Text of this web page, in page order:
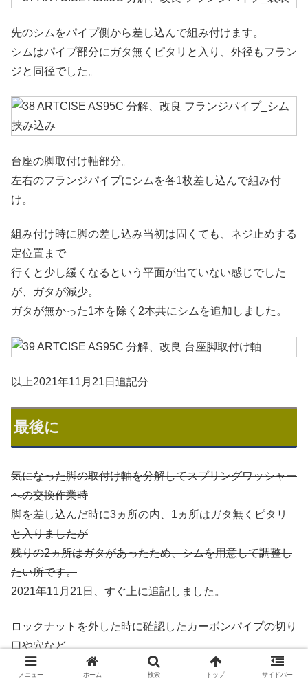
先のシムをパイプ側から差し込んで組み付けます。
シムはパイプ部分にガタ無くピタリと入り、外径もフラン
ジと同径でした。
台座の脚取付け軸部分。
左右のフランジパイプにシムを各1枚差し込んで組み付
け。
組み付け時に脚の差し込み当初は固くても、ネジ止めする
定位置まで
行くと少し緩くなるという平面が出ていない感じでした
が、ガタが減少。
ガタが無かった1本を除く2本共にシムを追加しました。
以上2021年11月21日追記分
最後に
気になった脚の取付け軸を分解してスプリングワッシャー
への交換作業時
脚を差し込んだ時に3ヵ所の内、1ヵ所はガタ無くピタリ
と入りましたが
残りの2ヵ所はガタがあったため、シムを用意して調整し
たい所です。
2021年11月21日、すぐ上に追記しました。
ロックナットを外した時に確認したカーボンパイプの切り
口や穴など
予想に反してバリが無く、きれいに仕上げてありました。
メニュー ホーム 検索 トップ サイドバー